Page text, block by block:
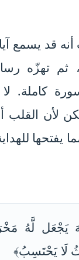
قد يسمع
ثم تهزّه
كاملة. لا
لأن القلب
يفتحها
لَا يَحْتَسِبُ﴾